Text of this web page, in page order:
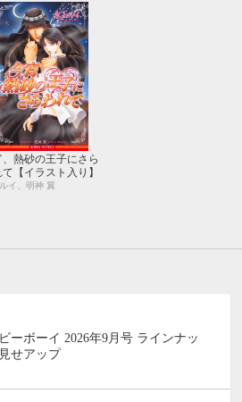
、熱砂の王子にさら
【イラスト入り】
イ、明神 翼
ーボーイ 2026年9月号 ラインナッ
せアップ